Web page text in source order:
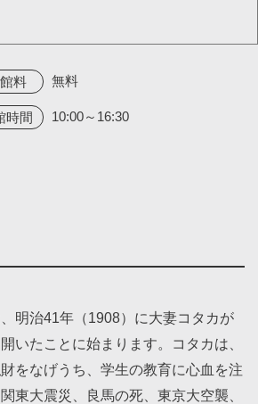
明治41年（1908）に大妻コタカが
いたことに始まります。コタカは、
をなげうち、学生の教育に心血を注
東大震災、良馬の死、東京大空襲、
料 無料
時間 10:00～16:30